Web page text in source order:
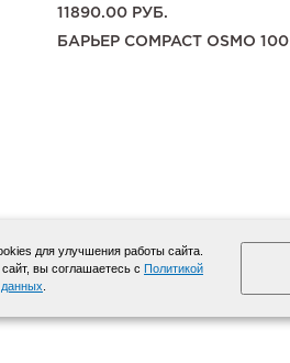
11890.00РУБ.
БАРЬЕР COMPACT OSMO 100
для улучшения работы сайта.
вы соглашаетесь с Политикой